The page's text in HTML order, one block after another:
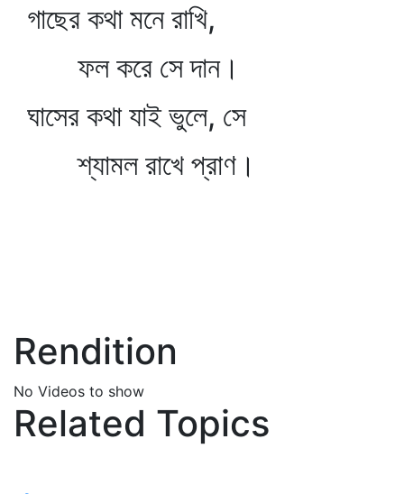
গাছের কথা মনে রাখি,
ফল করে সে দান।
ঘাসের কথা যাই ভুলে, সে
শ্যামল রাখে প্রাণ।
Rendition
No Videos to show
Related Topics